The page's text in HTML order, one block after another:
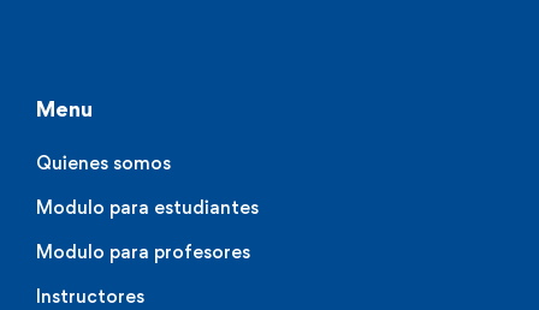
Menu
Quienes somos
Modulo para estudiantes
Modulo para profesores
Instructores